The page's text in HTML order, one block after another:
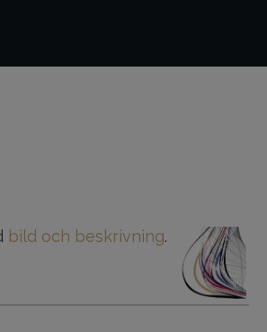
bild och beskrivning.